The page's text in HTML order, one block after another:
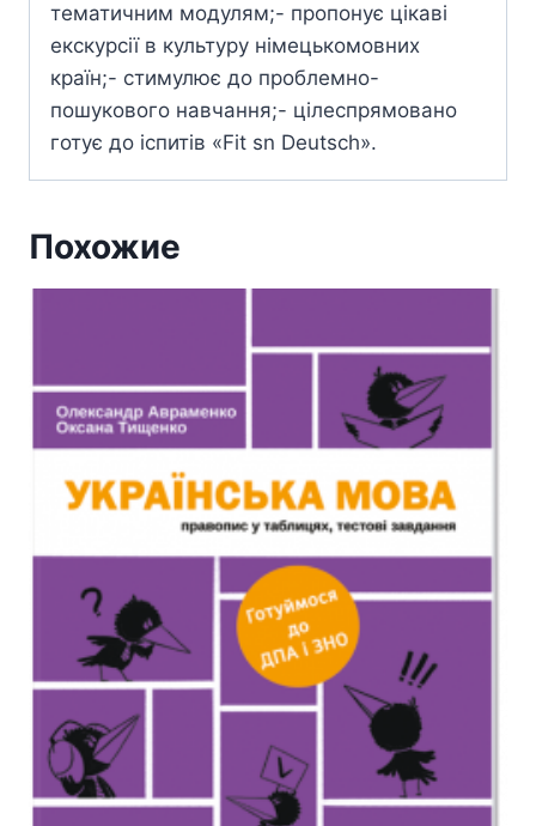
тематичним модулям;- пропонує цікаві
екскурсії в культуру німецькомовних
країн;- стимулює до проблемно-
пошукового навчання;- цілеспрямовано
готує до іспитів «Fit sn Deutsch».
Похожие